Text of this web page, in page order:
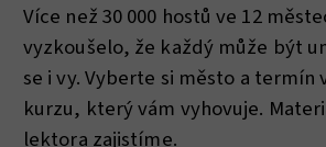
Více než 30 000 hostů ve 12
vyzkoušelo, že každý může být
se i vy. Vyberte si město a termín
kurzu, který vám vyhovuje.
lektora zajistíme.